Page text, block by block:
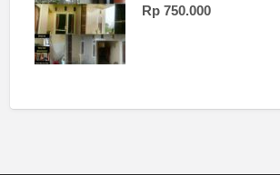
Rp 750.000